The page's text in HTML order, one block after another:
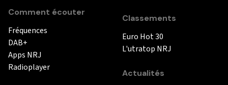
Comment écouter
Fréquences
DAB+
Apps NRJ
Radioplayer
Classements
Euro Hot 30
L'utratop NRJ
Actualités